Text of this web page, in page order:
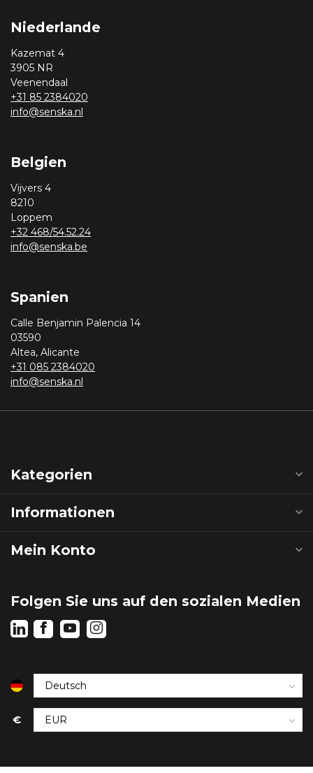
Niederlande
Kazemat 4
3905 NR
Veenendaal
+31 85 2384020
info@senska.nl
Belgien
Vijvers 4
8210
Loppem
+32 468/54.52.24
info@senska.be
Spanien
Calle Benjamin Palencia 14
03590
Altea, Alicante
+31 085 2384020
info@senska.nl
Kategorien
Informationen
Mein Konto
Folgen Sie uns auf den sozialen Medien
€